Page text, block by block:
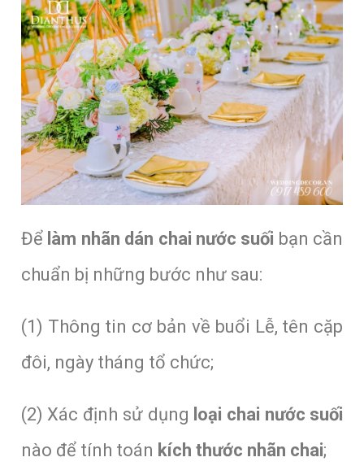
Để làm nhãn dán chai nước suối bạn cần
chuẩn bị những bước như sau:
(1) Thông tin cơ bản về buổi Lễ, tên cặp
đôi, ngày tháng tổ chức;
(2) Xác định sử dụng loại chai nước suối
nào để tính toán kích thước nhãn chai;